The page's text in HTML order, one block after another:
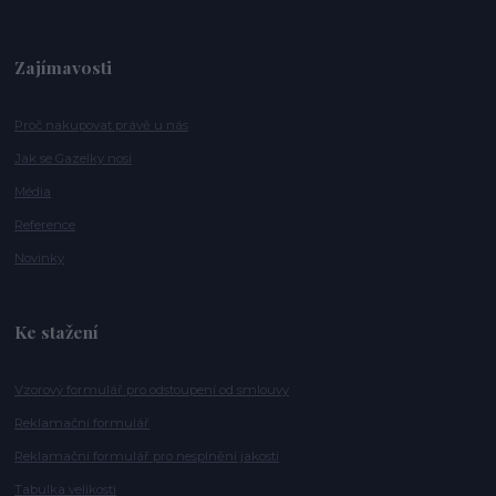
Zajímavosti
Proč nakupovat právě u nás
Jak se Gazelky nosí
Média
Reference
Novinky
Ke stažení
Vzorový formulář pro odstoupení od smlouvy
Reklamační formulář
Reklamační formulář pro nesplnění jakosti
Tabulka velikosti